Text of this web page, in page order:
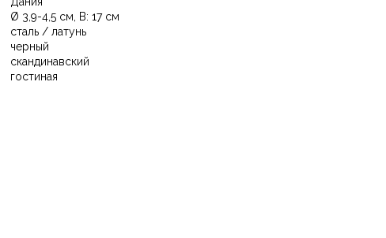
Ø 3,9-4,5 см, B: 17 см
сталь / латунь
черный
скандинавский
гостиная